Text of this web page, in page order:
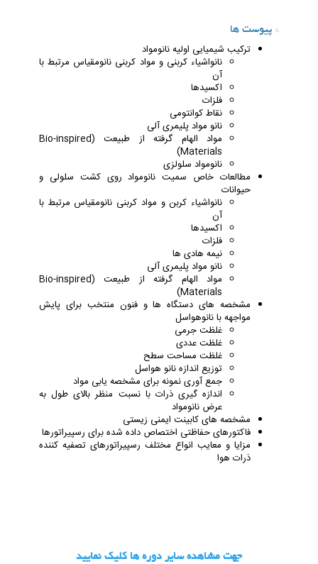
* پیوست ها
ترکیب شیمیایی اولیه نانومواد
نانواشیاء کربنی و مواد کربنی نانومقیاس مرتبط با
آن
اکسیدها
فلزات
نقاط کوانتومی
نانو مواد پلیمری آلی
مواد الهام گرفته از طبیعت (Bio-inspired
Materials)
نانومواد سلولزی
مطالعات خاص سمیت نانومواد روی کشت سلولی و
حیوانات
نانواشیاء کربن و مواد کربنی نانومقیاس مرتبط با
آن
اکسیدها
فلزات
نیمه هادی ها
نانو مواد پلیمری آلی
مواد الهام گرفته از طبیعت (Bio-inspired
Materials)
مشخصه های دستگاه ها و فنون منتخب برای پایش
مواجهه با نانوهواسل
غلظت جرمی
غلظت عددی
غلظت مساحت سطح
توزیع اندازه نانو هواسل
جمع آوری نمونه برای مشخصه یابی مواد
اندازه گیری ذرات با نسبت منظر بالای طول به
عرض نانومواد
مشخصه های کابینت ایمنی زیستی
فاکتورهای حفاظتی اختصاص داده شده برای رسپیراتورها
مزایا و معایب انواع مختلف رسپیراتورهای تصفیه کننده
ذرات هوا
جهت مشاهده سایر دوره ها کلیک نمایید